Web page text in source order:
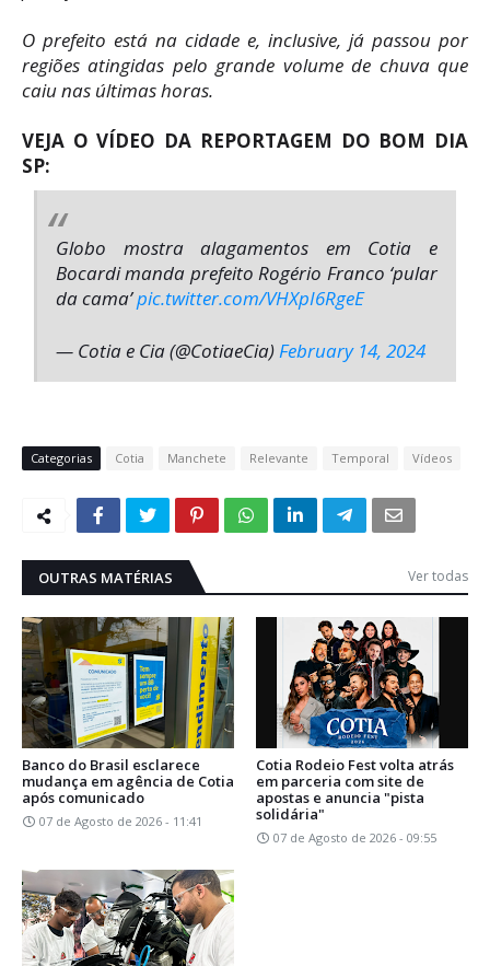
O prefeito está na cidade e, inclusive, já passou por
regiões atingidas pelo grande volume de chuva que
caiu nas últimas horas.
VEJA O VÍDEO DA REPORTAGEM DO BOM DIA
SP:
Globo mostra alagamentos em Cotia e
Bocardi manda prefeito Rogério Franco ‘pular
da cama’pic.twitter.com/VHXpI6RgeE
— Cotia e Cia (@CotiaeCia)February 14, 2024
Categorias Cotia Manchete Relevante Temporal Vídeos
OUTRAS MATÉRIAS Ver todas
Banco do Brasil esclarece
mudança em agência de Cotia
após comunicado
07 de Agosto de 2026 - 11:41
Cotia Rodeio Fest volta atrás
em parceria com site de
apostas e anuncia "pista
solidária"
07 de Agosto de 2026 - 09:55